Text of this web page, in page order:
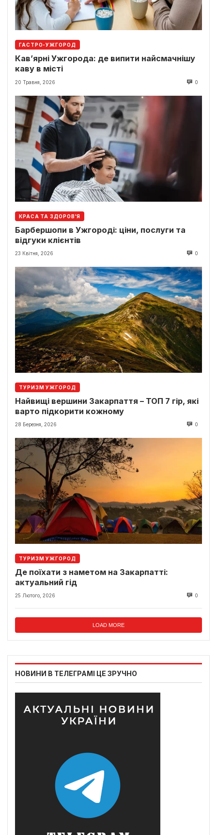
ГАСТРО-УЖГОРОД
Кав’ярні Ужгорода: де випити найсмачнішу
каву в місті
20 Травня, 2026 0
КРАСА ТА ЗДОРОВ'Я
Барбершопи в Ужгороді: ціни, послуги та
відгуки клієнтів
23 Квітня, 2026 0
ТУРИЗМ УЖГОРОД
Найвищі вершини Закарпаття – ТОП 7 гір, які
варто підкорити кожному
28 Березня, 2026 0
ТУРИЗМ УЖГОРОД
Де поїхати з наметом на Закарпатті:
актуальний гід
25 Лютого, 2026 0
LOAD MORE
НОВИНИ В ТЕЛЕГРАМІ ЦЕ ЗРУЧНО